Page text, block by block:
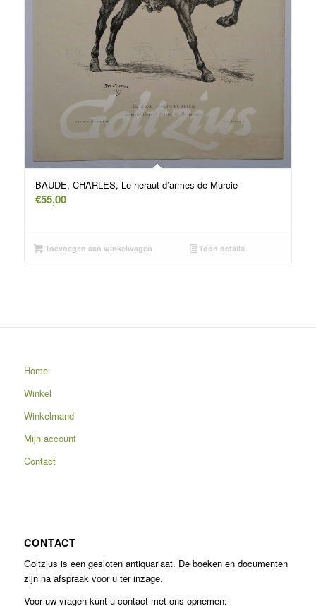
BAUDE, CHARLES, Le heraut d’armes de Murcie
€55,00
Toevoegen aan winkelwagen Toon details
Home
Winkel
Winkelmand
Mijn account
Contact
CONTACT
Goltzius is een gesloten antiquariaat. De boeken en documenten
zijn na afspraak voor u ter inzage.
Voor uw vragen kunt u contact met ons opnemen: